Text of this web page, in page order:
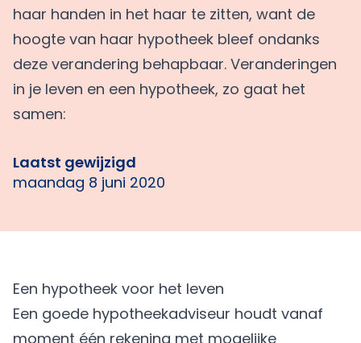
haar handen in het haar te zitten, want de
hoogte van haar hypotheek bleef ondanks
deze verandering behapbaar. Veranderingen
in je leven en een hypotheek, zo gaat het
samen:
Laatst gewijzigd
maandag 8 juni 2020
Een hypotheek voor het leven
Een goede hypotheekadviseur houdt vanaf
moment één rekening met mogelijke